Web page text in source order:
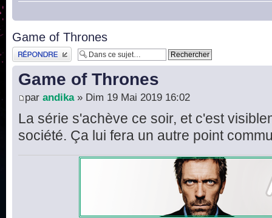
Game of Thrones
Publier une réponse
Game of Thrones
par andika» Dim 19 Mai 2019 16:02
La série s'achève ce soir, et c'est
société. Ça lui fera un autre point